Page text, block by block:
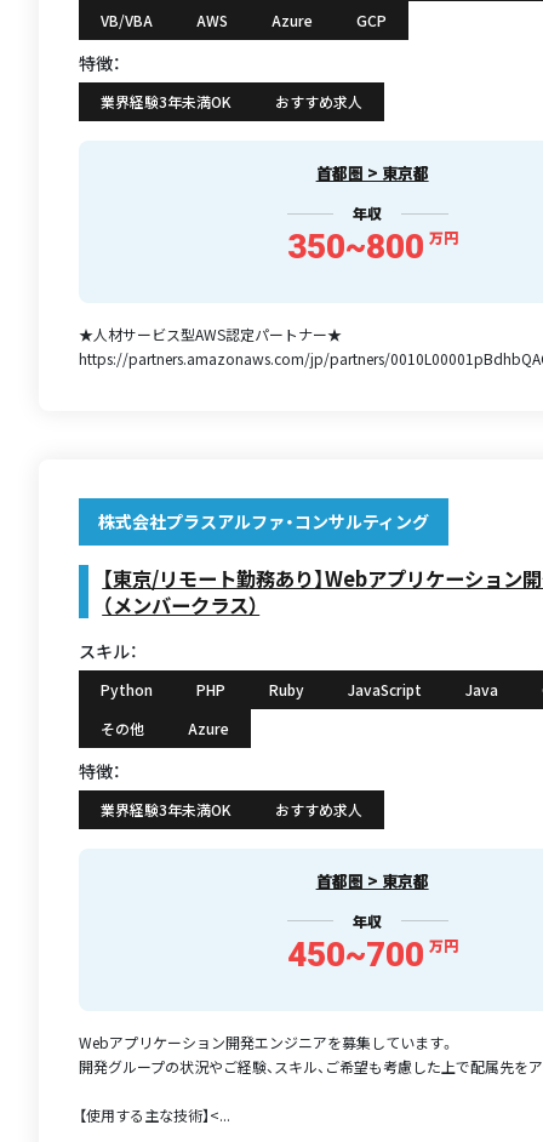
VB/VBA
AWS Azure GCP
特徴：
業界経験3年未満OK おすすめ求人
首都圏 > 東京都
年収
350~800 万円
★人材サービス型AWS認定パートナー★
https://partners.amazonaws.com/jp/partners/
株式会社プラスアルファ・コンサルティング
【東京/リモート勤務あり】Webアプリケーション
（メンバークラス）
スキル：
Python PHP Ruby JavaScript Java
その他
Azure
特徴：
業界経験3年未満OK おすすめ求人
首都圏 > 東京都
年収
450~700 万円
Webアプリケーション開発エンジニアを募集しています。
開発グループの状況やご経験、スキル、ご希望も考慮した上で配属先を
【使用する主な技術】<...